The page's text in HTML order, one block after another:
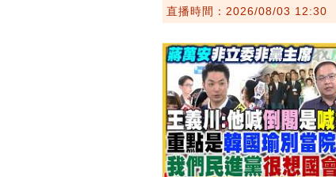
直播時間：2026/08/03 12:30